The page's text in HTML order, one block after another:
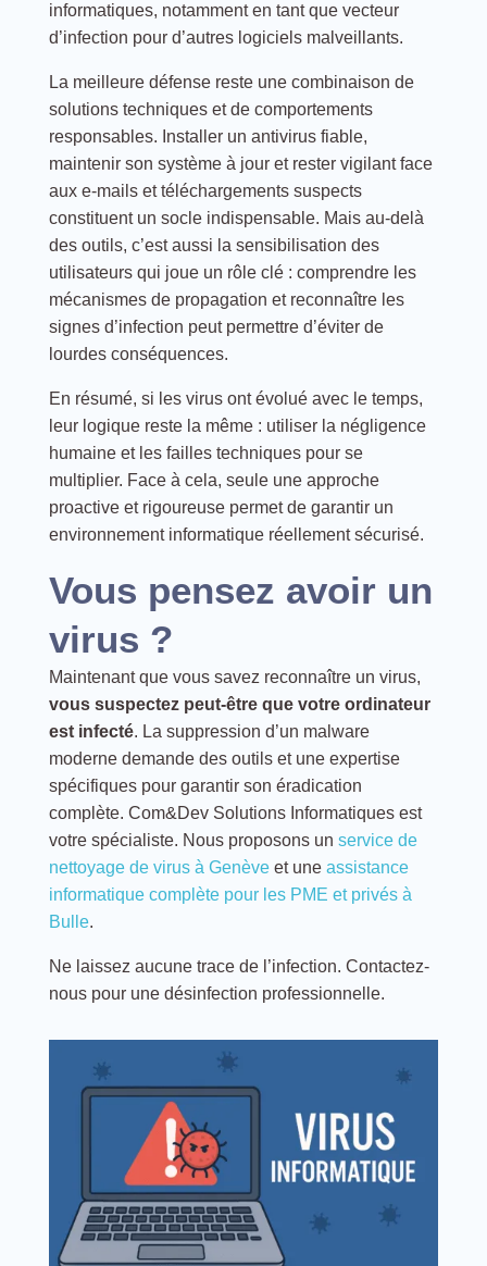
informatiques, notamment en tant que vecteur
d’infection pour d’autres logiciels malveillants.
La meilleure défense reste une combinaison de
solutions techniques et de comportements
responsables. Installer un antivirus fiable,
maintenir son système à jour et rester vigilant face
aux e-mails et téléchargements suspects
constituent un socle indispensable. Mais au-delà
des outils, c’est aussi la sensibilisation des
utilisateurs qui joue un rôle clé : comprendre les
mécanismes de propagation et reconnaître les
signes d’infection peut permettre d’éviter de
lourdes conséquences.
En résumé, si les virus ont évolué avec le temps,
leur logique reste la même : utiliser la négligence
humaine et les failles techniques pour se
multiplier. Face à cela, seule une approche
proactive et rigoureuse permet de garantir un
environnement informatique réellement sécurisé.
Vous pensez avoir un
virus ?
Maintenant que vous savez reconnaître un virus,
vous suspectez peut-être que votre ordinateur
est infecté. La suppression d’un malware
moderne demande des outils et une expertise
spécifiques pour garantir son éradication
complète. Com&Dev Solutions Informatiques est
votre spécialiste. Nous proposons un service de
nettoyage de virus à Genèveet une assistance
informatique complète pour les PME et privés à
Bulle.
Ne laissez aucune trace de l’infection. Contactez-
nous pour une désinfection professionnelle.